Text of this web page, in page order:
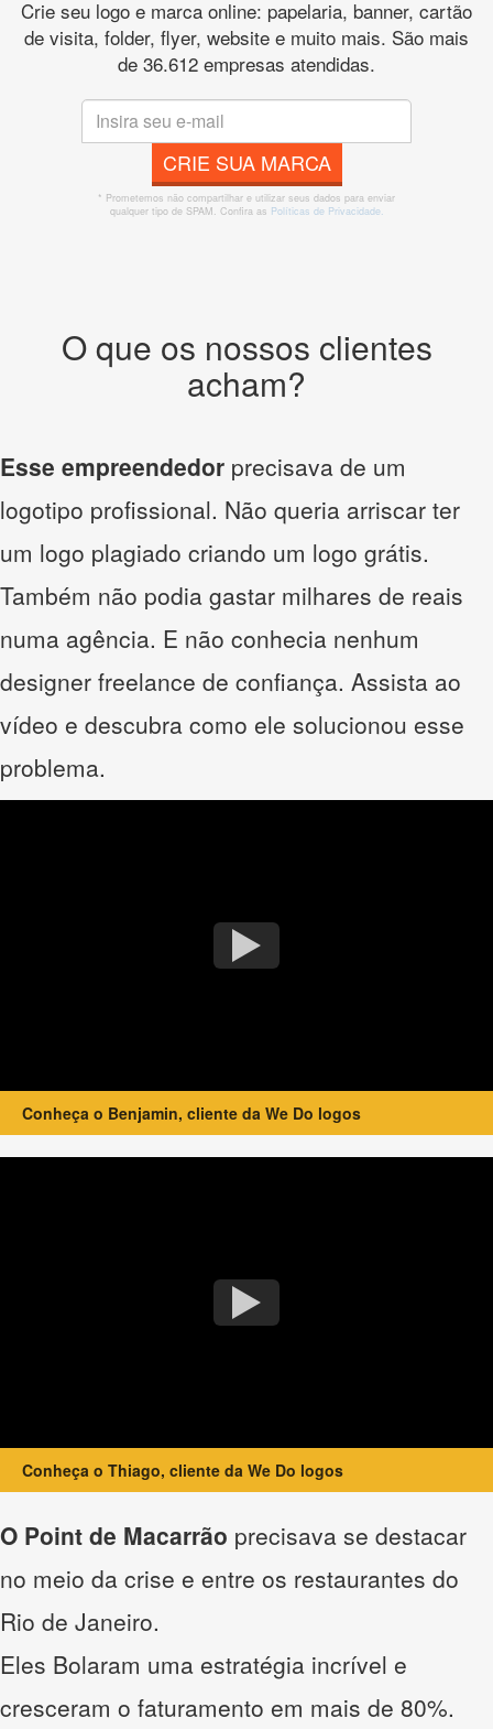
Crie seu logo e marca online: papelaria, banner, cartão
de visita, folder, flyer, website e muito mais. São mais
de 36.612 empresas atendidas.
CRIE SUA MARCA
* Prometemos não compartilhar e utilizar seus dados para enviar
qualquer tipo de SPAM. Confira as Políticas de Privacidade.
O que os nossos clientes
acham?
Esse empreendedor precisava de um
logotipo profissional. Não queria arriscar ter
um logo plagiado criando um logo grátis.
Também não podia gastar milhares de reais
numa agência. E não conhecia nenhum
designer freelance de confiança. Assista ao
vídeo e descubra como ele solucionou esse
problema.
Conheça o Benjamin, cliente da We Do logos
Conheça o Thiago, cliente da We Do logos
O Point de Macarrão precisava se destacar
no meio da crise e entre os restaurantes do
Rio de Janeiro.
Eles Bolaram uma estratégia incrível e
cresceram o faturamento em mais de 80%.